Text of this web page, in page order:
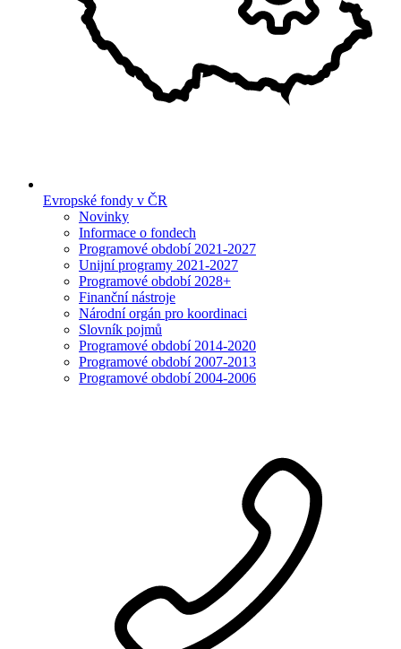
Evropské fondy v ČR
Novinky
Informace o fondech
Programové období 2021-2027
Unijní programy 2021-2027
Programové období 2028+
Finanční nástroje
Národní orgán pro koordinaci
Slovník pojmů
Programové období 2014-2020
Programové období 2007-2013
Programové období 2004-2006